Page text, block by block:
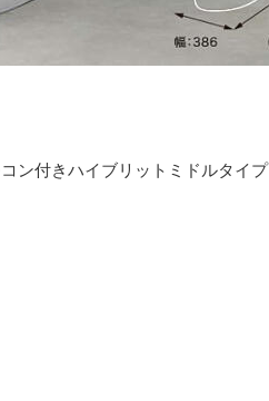
ン付きハイブリットミドルタイプ